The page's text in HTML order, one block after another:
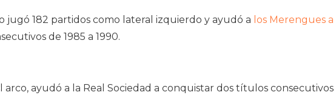
jugó 182 partidos como lateral izquierdo y ayudó a los Merengues
de 1985 a 1990.
ayudó a la Real Sociedad a conquistar dos títulos consecutivos